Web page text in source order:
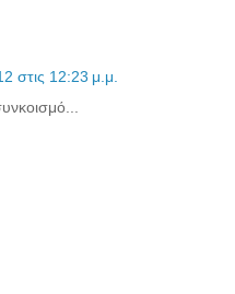
στις 12:23 μ.μ.